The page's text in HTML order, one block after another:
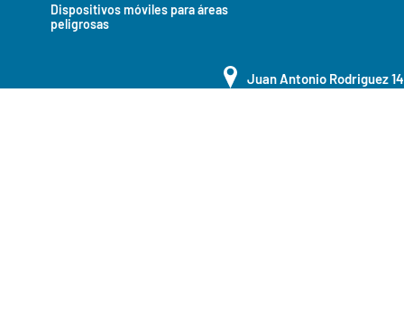
Dispositivos móviles para áreas
peligrosas
Juan Antonio Rodriguez